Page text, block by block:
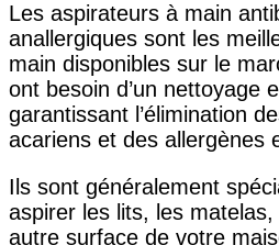
Les aspirateurs à main
anallergiques sont les
main disponibles sur le
ont besoin d’un nettoyage
garantissant l’élimination
acariens et des allergènes
Ils sont généralement
aspirer les lits, les
autre surface de votre